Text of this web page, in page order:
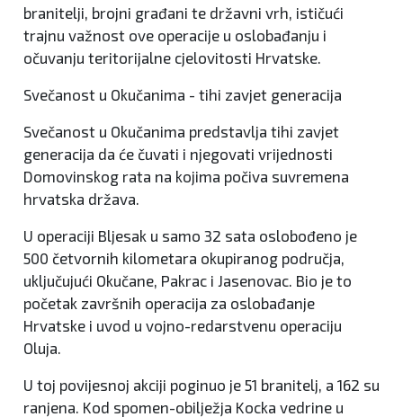
branitelji, brojni građani te državni vrh, ističući
trajnu važnost ove operacije u oslobađanju i
očuvanju teritorijalne cjelovitosti Hrvatske.
Svečanost u Okučanima - tihi zavjet generacija
Svečanost u Okučanima predstavlja tihi zavjet
generacija da će čuvati i njegovati vrijednosti
Domovinskog rata na kojima počiva suvremena
hrvatska država.
U operaciji Bljesak u samo 32 sata oslobođeno je
500 četvornih kilometara okupiranog područja,
uključujući Okučane, Pakrac i Jasenovac. Bio je to
početak završnih operacija za oslobađanje
Hrvatske i uvod u vojno-redarstvenu operaciju
Oluja.
U toj povijesnoj akciji poginuo je 51 branitelj, a 162 su
ranjena. Kod spomen-obilježja Kocka vedrine u